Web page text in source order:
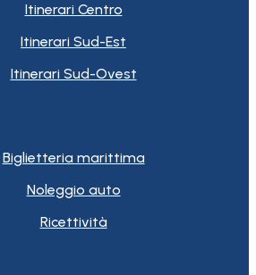
Itinerari Centro
Itinerari Sud-Est
Itinerari Sud-Ovest
Biglietteria marittima
Noleggio auto
Ricettività